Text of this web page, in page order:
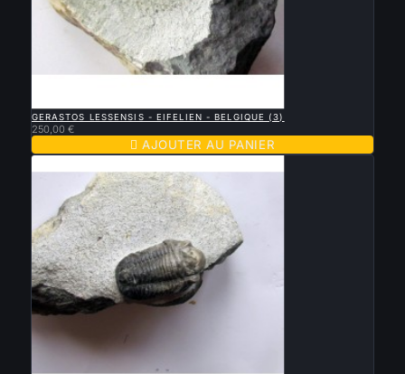
GERASTOS LESSENSIS - EIFELIEN - BELGIQUE (3)
250,00 €
 AJOUTER AU PANIER